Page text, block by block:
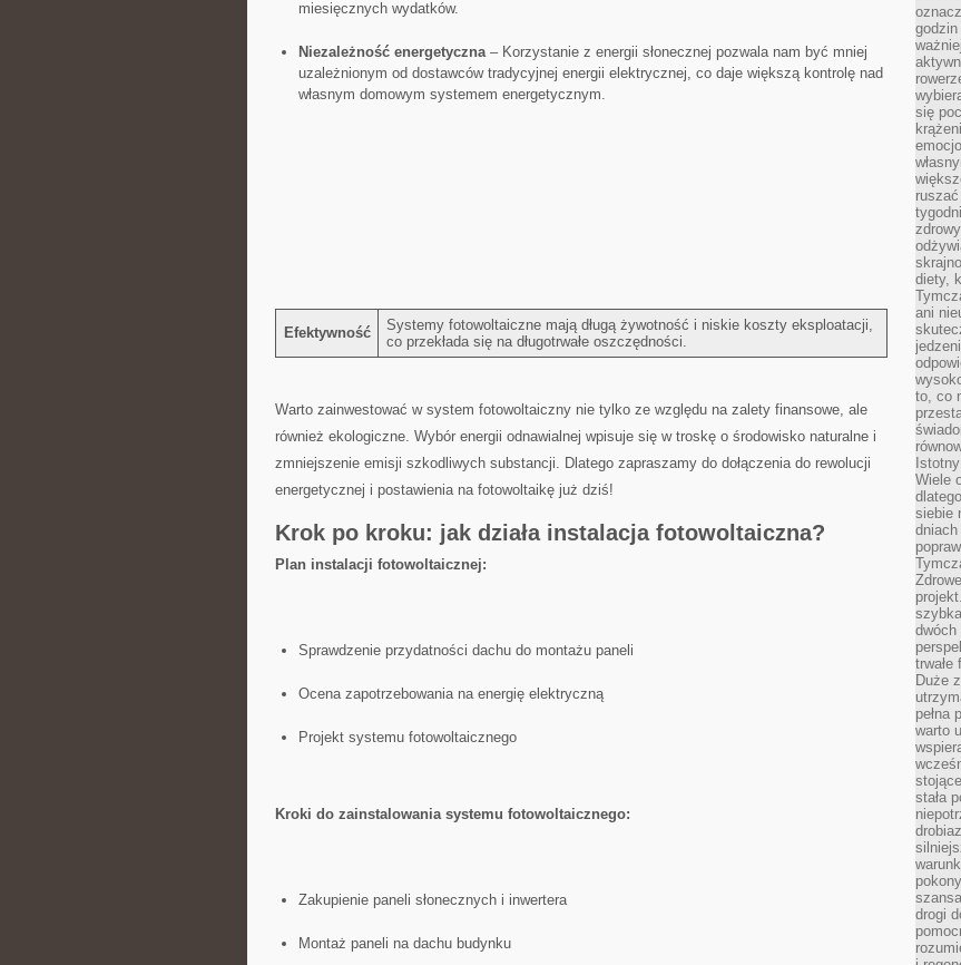
miesięcznych wydatków.
Niezależność⁣ energetyczna– Korzystanie z energii słonecznej pozwala‍ nam być ‍mniej
uzależnionym od ⁣dostawców tradycyjnej energii elektrycznej, co ⁢daje większą kontrolę nad
‍własnym domowym systemem energetycznym.
Efektywność
Systemy fotowoltaiczne mają długą żywotność​ i ​niskie koszty eksploatacji, ​
co przekłada się‍ na długotrwałe⁤ oszczędności.
Warto zainwestować w system ​fotowoltaiczny nie tylko ze względu na zalety finansowe, ⁢ale
również ekologiczne. Wybór energii odnawialnej wpisuje ‌się w troskę o środowisko naturalne i
zmniejszenie⁢ emisji szkodliwych substancji. Dlatego zapraszamy do dołączenia do rewolucji⁢
energetycznej i⁤ postawienia na fotowoltaikę‍ już dziś!
Krok po ⁢kroku: jak działa instalacja fotowoltaiczna?
Plan⁢ instalacji fotowoltaicznej:
Sprawdzenie przydatności dachu do montażu ⁣paneli
Ocena zapotrzebowania na energię elektryczną
Projekt systemu fotowoltaicznego
Kroki do zainstalowania systemu ⁣fotowoltaicznego:
Zakupienie paneli⁤ słonecznych i inwertera
Montaż ⁣paneli na dachu budynku
godzin
się
diety,
ani
to, co
Wiele
siebie
dwóch
Duże
pełna
warto
stała
drogi